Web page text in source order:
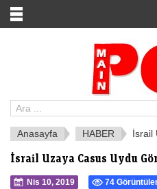
Anasayfa HABER İsrail
İsrail Uzaya Casus Uydu
Nis 10, 2019 74